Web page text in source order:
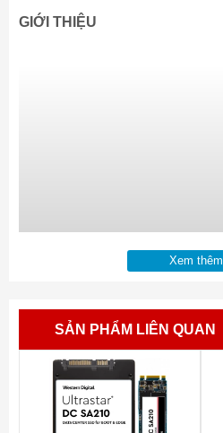
GIỚI THIỆU
Xem thêm
SẢN PHẨM LIÊN QUAN